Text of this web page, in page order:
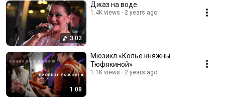
3:02
Джаз на воде
1.4K views 2 years ago
1:08
Мюзикл «Колье княжны
Тюфякиной»
1.1K views 2 years ago